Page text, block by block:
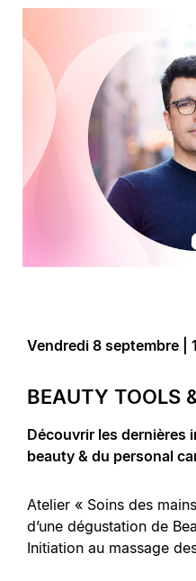
Vendredi 8 septembre |
BEAUTY TOOLS
Découvrir les dernières
beauty & du personal
Atelier « Soins des
d’une dégustation de
Initiation au massage